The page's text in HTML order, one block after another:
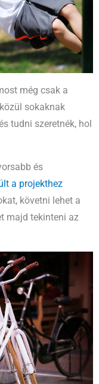
még csak a
sokaknak
tudni szeretnék, hol
és
a projekthez
követni lehet a
majd tekinteni az